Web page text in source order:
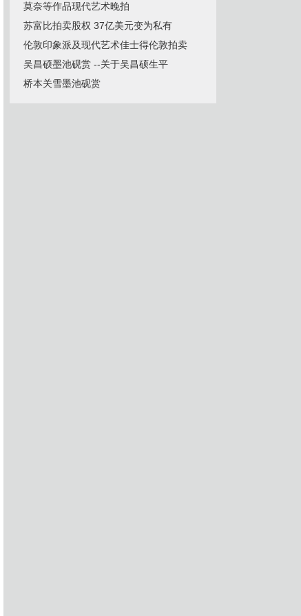
莫奈等作品现代艺术晚拍
苏富比拍卖股权 37亿美元变为私有
伦敦印象派及现代艺术佳士得伦敦拍卖
吴昌硕墨池砚赏 --关于吴昌硕生平
桥本关雪墨池砚赏